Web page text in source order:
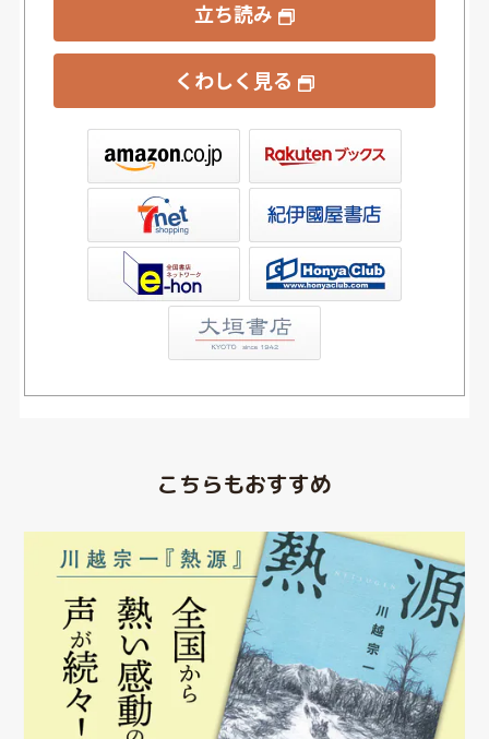
立ち読み
くわしく見る
書店ウェブストア
こちらもおすすめ